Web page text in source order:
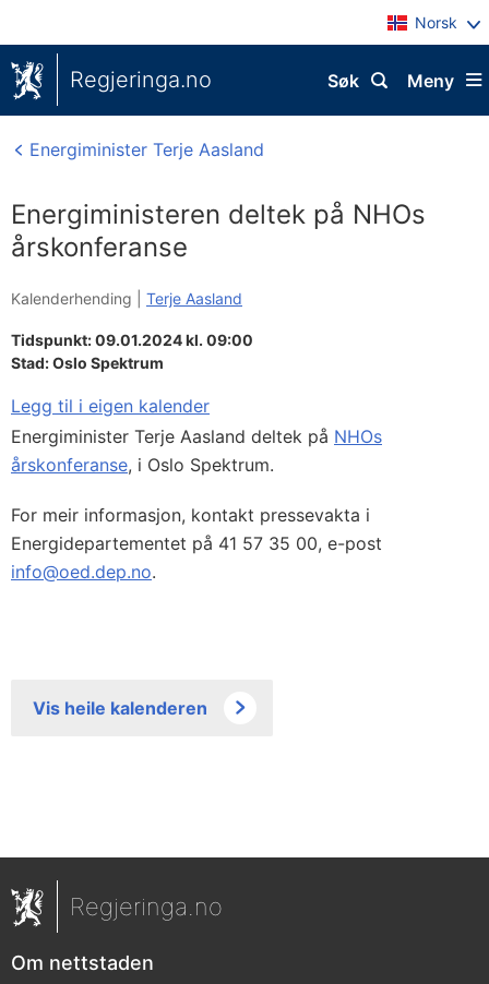
Norsk
Regjeringa.no Meny
Søk
Energiminister Terje Aasland
Energiministeren deltek på NHOs
årskonferanse
Kalenderhending | Terje Aasland
Tidspunkt: 09.01.2024 kl. 09:00
Stad:Oslo Spektrum
Legg til i eigen kalender
Energiminister Terje Aasland deltek på NHOs
årskonferanse, i Oslo Spektrum.
For meir informasjon, kontakt pressevakta i
Energidepartementet på 41 57 35 00, e-post
info@oed.dep.no.
Vis heile kalenderen
Regjeringa.no
Om nettstaden